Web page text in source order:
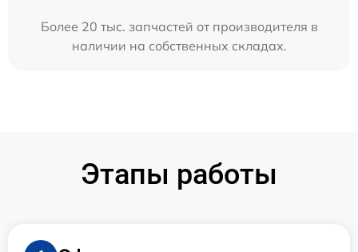
Более 20 тыс. запчастей от производителя в
наличии на собственных складах.
Этапы работы